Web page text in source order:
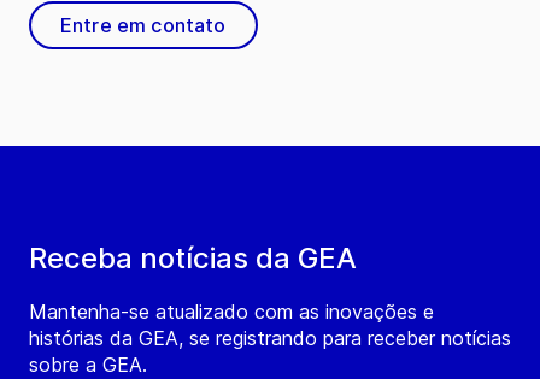
Receba notícias da GEA
Mantenha-se atualizado com as inovações e
histórias da GEA, se registrando para receber notícias
sobre a GEA.
Entre em contato